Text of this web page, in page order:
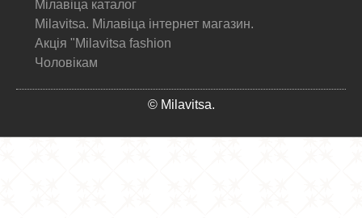
Мілавіца каталог
Milavitsa. Мілавіца інтернет магазин.
Акція "Milavitsa fashion
Чоловікам
© Milavitsa.